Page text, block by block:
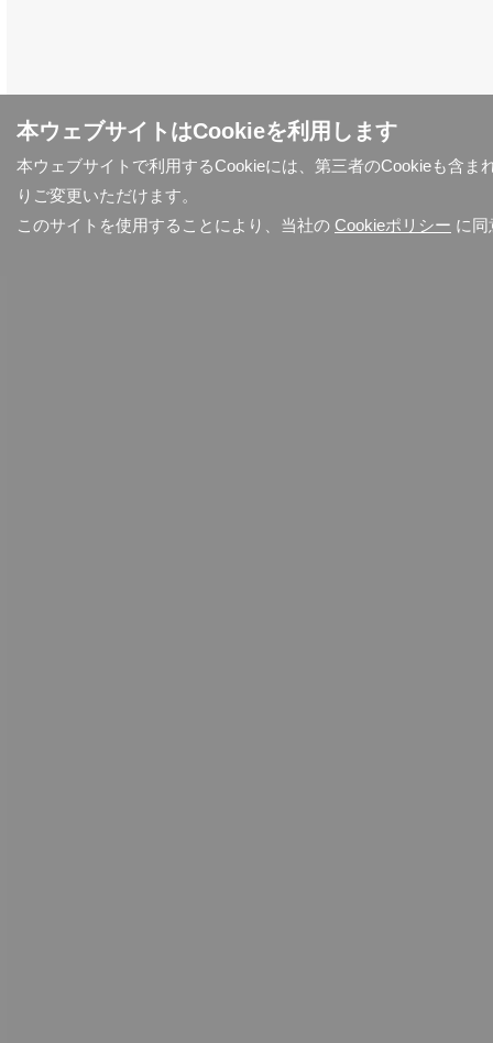
本ウェブサイトはCookieを利用します
本ウェブサイトで利用するCookieには、第三者のCookieも含
りご変更いただけます。
このサイトを使用することにより、当社の Cookieポリシー に